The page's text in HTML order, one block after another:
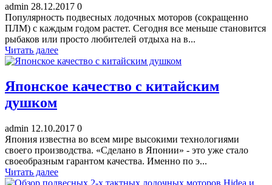
admin 28.12.2017 0
Популярность подвесных лодочных моторов (сокращенно
ПЛМ) с каждым годом растет. Сегодня все меньше становится
рыбаков или просто любителей отдыха на в...
Читать далее
Японское качество с китайским
душком
admin 12.10.2017 0
Япония известна во всем мире высокими технологиями
своего производства. «Сделано в Японии» - это уже стало
своеобразным гарантом качества. Именно по э...
Читать далее